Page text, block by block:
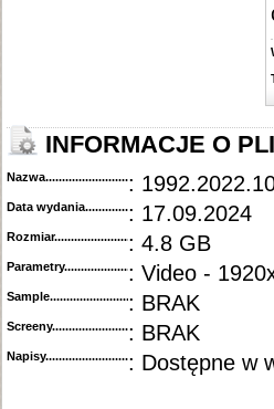
INFORMACJE O
Nazwa.............................................
:
Data wydania......................................
: 17.09.2024
Rozmiar...........................................
: 4.8 GB
Parametry.........................................
: Video -
Sample............................................
: BRAK
Screeny...........................................
: BRAK
Napisy............................................: Dostępne w